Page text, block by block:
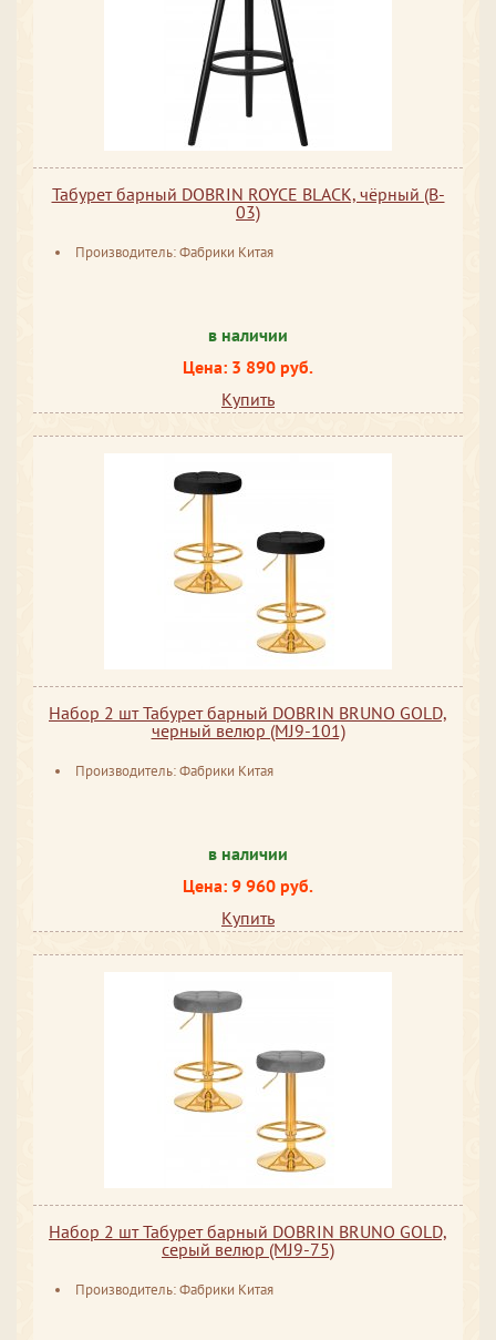
Табурет барный DOBRIN ROYCE BLACK, чёрный (B-
03)
Производитель: Фабрики Китая
в наличии
Цена: 3 890 руб.
Купить
Набор 2 шт Табурет барный DOBRIN BRUNO GOLD,
черный велюр (MJ9-101)
Производитель: Фабрики Китая
в наличии
Цена: 9 960 руб.
Купить
Набор 2 шт Табурет барный DOBRIN BRUNO GOLD,
серый велюр (MJ9-75)
Производитель: Фабрики Китая